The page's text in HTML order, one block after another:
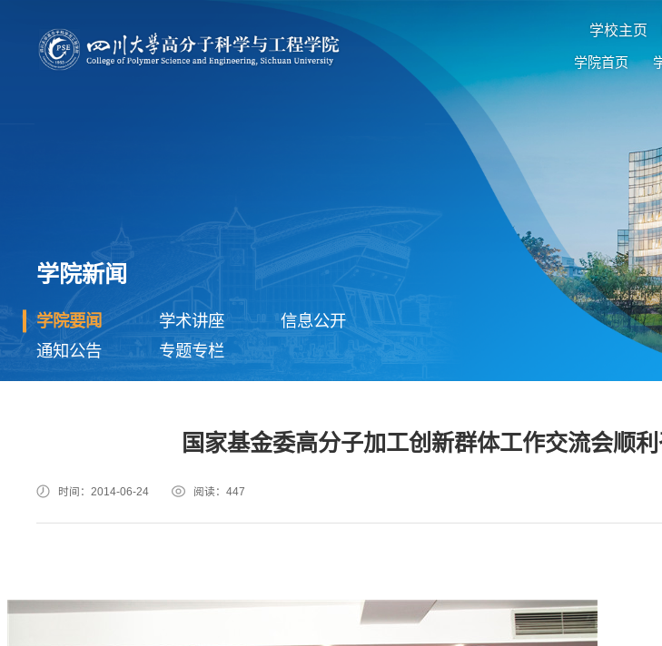
学校主页
学院首页
学院新闻
学院要闻 学术讲座
信息公开
通知公告
专题专栏
国家基金委高分子加工创新群体工作交流会顺
时间：2014-06-24 阅读： 447